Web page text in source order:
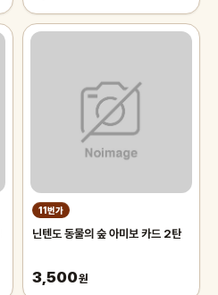
11번가
닌텐도 동물의 숲 아미보 카드 2탄
3,500원